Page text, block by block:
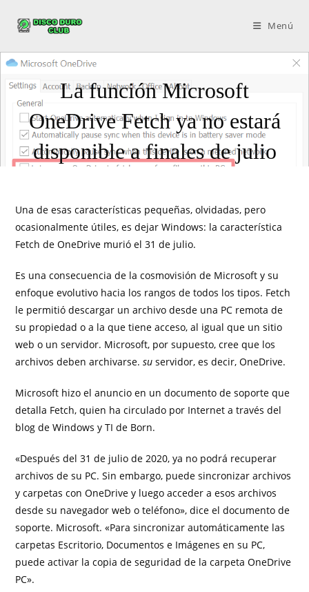
Menú
La función Microsoft
OneDrive Fetch ya no estará
disponible a finales de julio
Una de esas características pequeñas, olvidadas, pero
ocasionalmente útiles, es dejar Windows: la característica
Fetch de OneDrive murió el 31 de julio.
Es una consecuencia de la cosmovisión de Microsoft y su
enfoque evolutivo hacia los rangos de todos los tipos. Fetch
le permitió descargar un archivo desde una PC remota de
su propiedad o a la que tiene acceso, al igual que un sitio
web o un servidor. Microsoft, por supuesto, cree que los
archivos deben archivarse.su servidor, es decir, OneDrive.
Microsoft hizo el anuncio en un documento de soporte que
detalla Fetch, quien ha circulado por Internet a través del
blog de Windows y TI de Born.
«Después del 31 de julio de 2020, ya no podrá recuperar
archivos de su PC. Sin embargo, puede sincronizar archivos
y carpetas con OneDrive y luego acceder a esos archivos
desde su navegador web o teléfono», dice el documento de
soporte. Microsoft. «Para sincronizar automáticamente las
carpetas Escritorio, Documentos e Imágenes en su PC,
puede activar la copia de seguridad de la carpeta OneDrive
PC».